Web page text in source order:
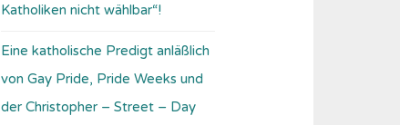
Katholiken nicht wählbar“!
Eine katholische Predigt anläßlich
von Gay Pride, Pride Weeks und
der Christopher – Street – Day